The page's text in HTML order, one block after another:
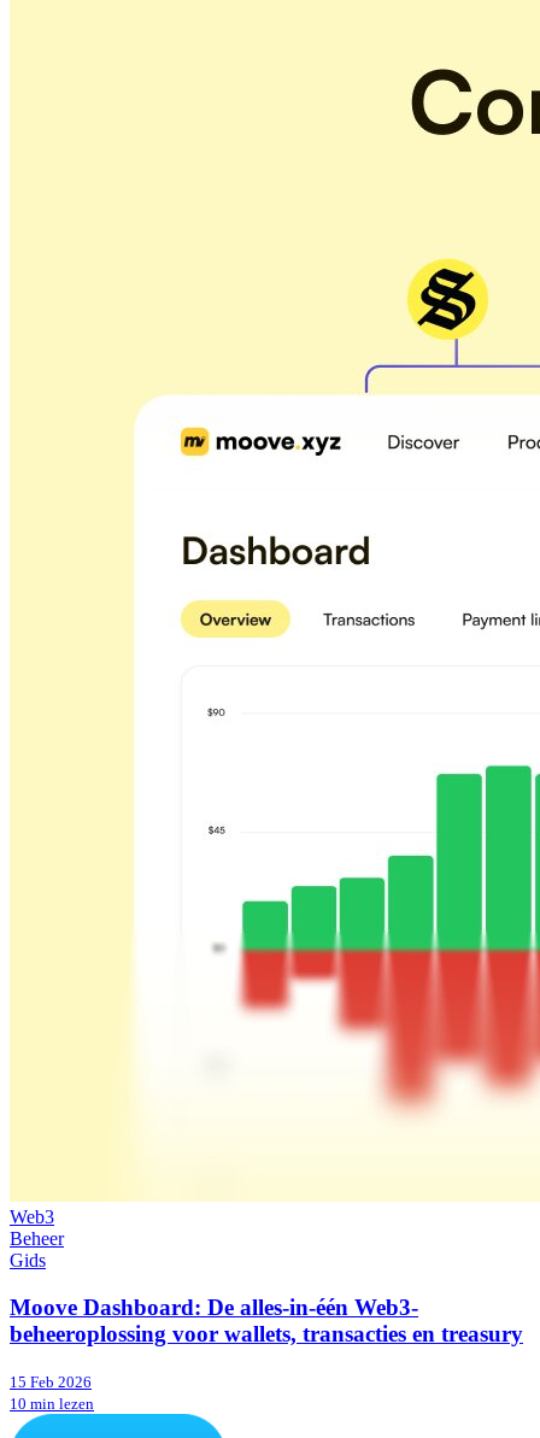
Web3
Beheer
Gids
Moove Dashboard: De alles-in-één Web3-
beheeroplossing voor wallets, transacties en treasury
15 Feb 2026
10 min lezen